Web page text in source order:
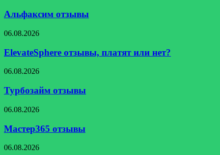
Альфаксим отзывы
ElevateSphere
платят
или
нет?
06.08.2026
ElevateSphere отзывы, платят или нет?
Турбозайм
06.08.2026
Турбозайм отзывы
Мастер365
06.08.2026
Мастер365 отзывы
Церетон
06.08.2026